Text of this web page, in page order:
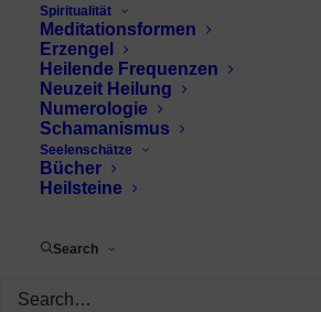
Spiritualität
Meditationsformen
Erzengel
Heilende Frequenzen
Neuzeit Heilung
Numerologie
Schamanismus
Seelenschätze
Bücher
Heilsteine
Search